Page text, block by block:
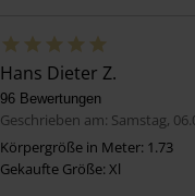
Hans Dieter Z.
96 Bewertungen
Geschrieben am: Samstag,
Körpergröße in Meter: 1.73
Gekaufte Größe: Xl